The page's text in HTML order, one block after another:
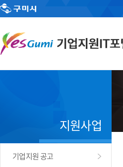
지원사업
기업지원 공고